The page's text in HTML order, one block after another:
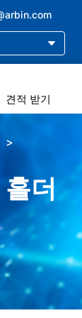
견적 받기
더